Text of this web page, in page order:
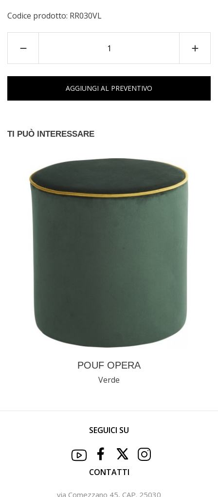
Codice prodotto: RR030VL
AGGIUNGI AL PREVENTIVO
TI PUÒ INTERESSARE
POUF OPERA
Verde
SEGUICI SU
CONTATTI
via Comezzano 45, CAP. 25030